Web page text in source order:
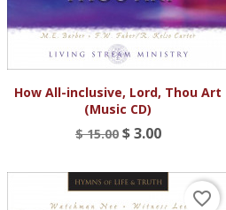
Vista rápida
How All-inclusive, Lord, Thou Art
(Music CD)
$ 15.00 $ 3.00
favorite_border